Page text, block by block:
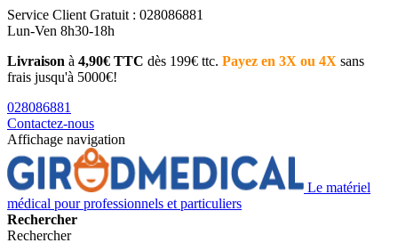
Service Client Gratuit : 028086881
Lun-Ven 8h30-18h
Livraison à 4,90€ TTC dès 199€ ttc. Payez en 3X ou 4X sans
frais jusqu'à 5000€!
028086881
Contactez-nous
Affichage navigation
Le matériel
médical pour professionnels et particuliers
Rechercher
Rechercher